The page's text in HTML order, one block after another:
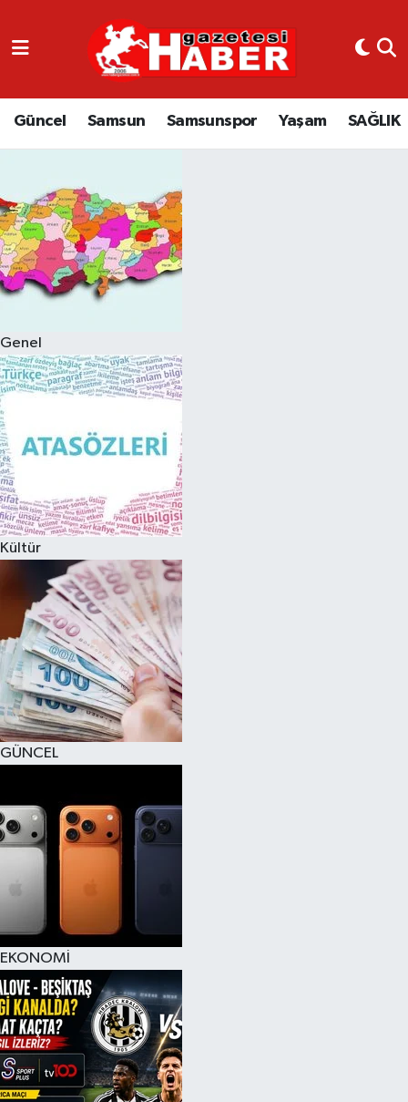
Güncel Samsun Samsunspor Yaşam SAĞLIK
Genel
Kültür
GÜNCEL
EKONOMİ
GÜNCEL
SAMSUN
EKONOMİ
YAŞAM